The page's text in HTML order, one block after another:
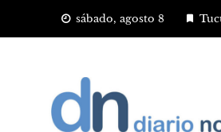
sábado, agosto 8